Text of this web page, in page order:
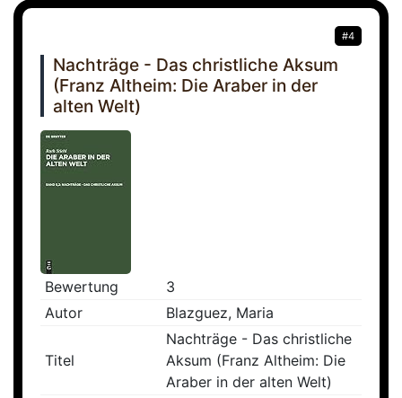
#4
Nachträge - Das christliche Aksum
(Franz Altheim: Die Araber in der
alten Welt)
Bewertung
3
Autor
Blazguez, Maria
Titel
Nachträge - Das christliche
Aksum (Franz Altheim: Die
Araber in der alten Welt)